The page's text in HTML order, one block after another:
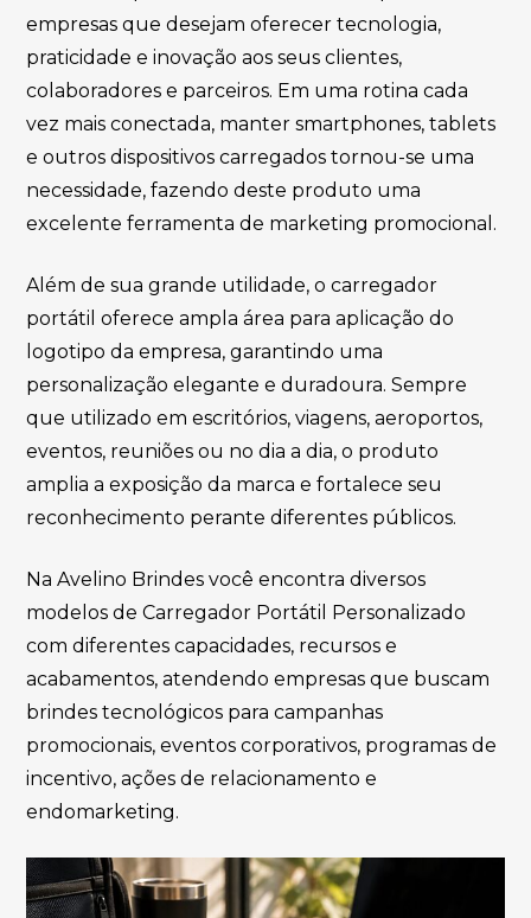
empresas que desejam oferecer tecnologia,
praticidade e inovação aos seus clientes,
colaboradores e parceiros. Em uma rotina cada
vez mais conectada, manter smartphones, tablets
e outros dispositivos carregados tornou-se uma
necessidade, fazendo deste produto uma
excelente ferramenta de marketing promocional.
Além de sua grande utilidade, o carregador
portátil oferece ampla área para aplicação do
logotipo da empresa, garantindo uma
personalização elegante e duradoura. Sempre
que utilizado em escritórios, viagens, aeroportos,
eventos, reuniões ou no dia a dia, o produto
amplia a exposição da marca e fortalece seu
reconhecimento perante diferentes públicos.
Na Avelino Brindes você encontra diversos
modelos de Carregador Portátil Personalizado
com diferentes capacidades, recursos e
acabamentos, atendendo empresas que buscam
brindes tecnológicos para campanhas
promocionais, eventos corporativos, programas de
incentivo, ações de relacionamento e
endomarketing.